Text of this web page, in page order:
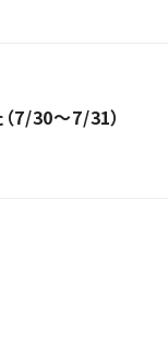
7/30～7/31）